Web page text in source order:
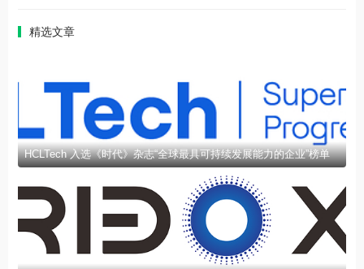
精选文章
HCLTech 入选《时代》杂志“全球最具可持续发展能力的企业”榜单